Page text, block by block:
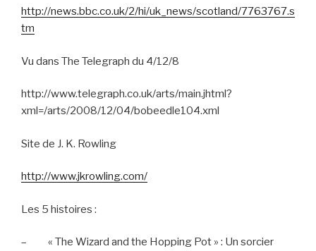
http://news.bbc.co.uk/2/hi/uk_news/scotland/7763767.s
tm
Vu dans The Telegraph du 4/12/8
http://www.telegraph.co.uk/arts/main.jhtml?
xml=/arts/2008/12/04/bobeedle104.xml
Site de J. K. Rowling
http://www.jkrowling.com/
Les 5 histoires :
– « The Wizard and the Hopping Pot » : Un sorcier